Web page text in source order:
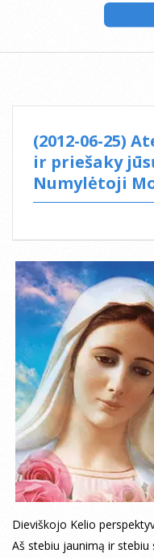
(2012-06-25)
ir priešaky
Numylėtoji
Dieviškojo Kelio
Aš stebiu jaunimą ir